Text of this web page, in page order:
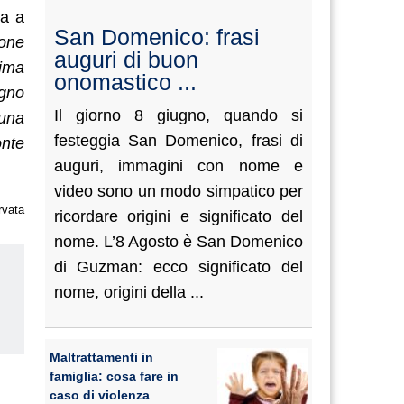
a
San Domenico: frasi
auguri di buon
onomastico ...
Il giorno 8 giugno, quando si
festeggia San Domenico, frasi di
auguri, immagini con nome e
video sono un modo simpatico per
ricordare origini e significato del
nome. L’8 Agosto è San Domenico
di Guzman: ecco significato del
nome, origini della ...
Maltrattamenti in
famiglia: cosa fare in
caso di violenza